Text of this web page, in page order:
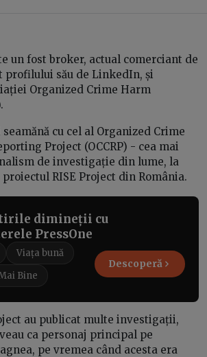
un fost broker, actual comerciant de
său de LinkedIn, și
Organized Crime Harm
cu cel al Organized Crime
Project (OCCRP) - cea mai
de investigație din lume, la
RISE Project din România.
dimineții cu
PressOne
Viața bună
Bine
Descoperă
au publicat multe investigații,
ca personaj principal pe
pe vremea când acesta era